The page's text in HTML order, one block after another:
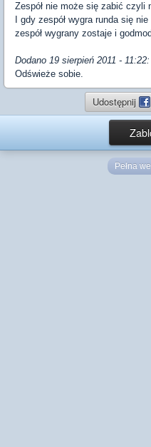
Zespół nie może się zabić czyli
I gdy zespół wygra runda się
zespół wygrany zostaje i
Dodano 19 sierpień 2011 - 11:22:
Odświeże sobie.
Udostępnij
Pełna